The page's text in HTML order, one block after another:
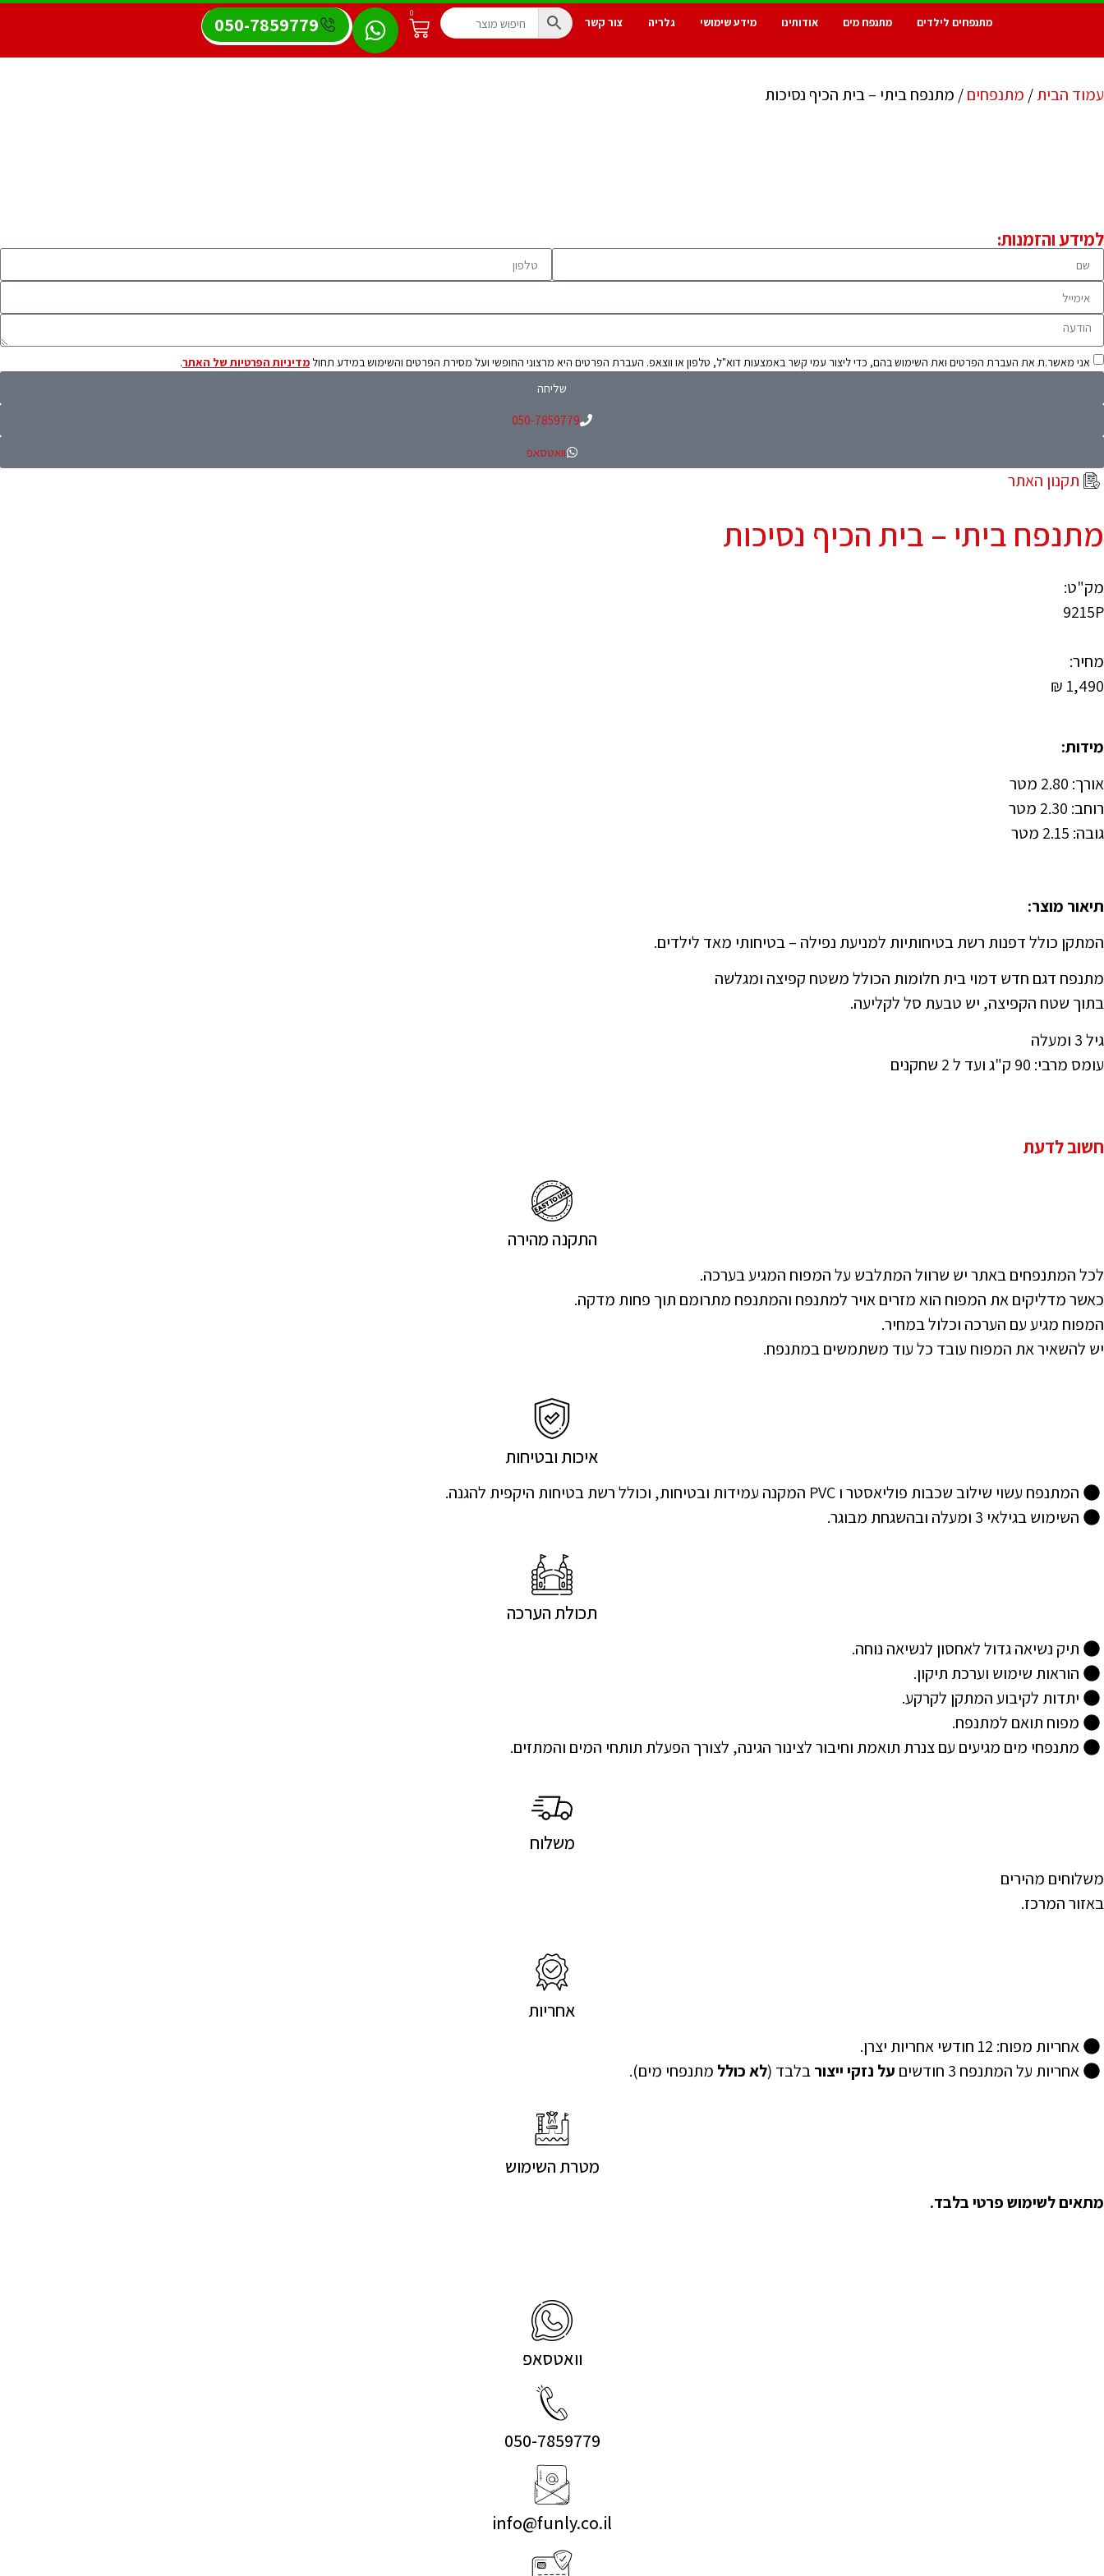
מתנפחים לילדים מתנפח מים אודותינו מידע שימושי גלריה צור קשר
0
050-7859779
עמוד הבית/ מתנפחים/ מתנפח ביתי – בית הכיף נסיכות
למידע והזמנות:
אני מאשר.ת את העברת הפרטים ואת השימוש בהם, כדי ליצור עמי קשר באמצעות דוא"ל, טלפון או ווצאפ. העברת הפרטים היא מרצוני החופשי ועל מסירת הפרטים והשימוש במידע תחול מדיניות הפרטיות של האתר.
שליחה
050-7859779
וואטסאפ
תקנון האתר
מתנפח ביתי – בית הכיף נסיכות
מק"ט:
9215P
מחיר:
₪ 1,490
מידות:
אורך: 2.80 מטר
רוחב: 2.30 מטר
גובה: 2.15 מטר
תיאור מוצר:
המתקן כולל דפנות רשת בטיחותיות למניעת נפילה – בטיחותי מאד לילדים.
מתנפח דגם חדש דמוי בית חלומות הכולל משטח קפיצה ומגלשה
בתוך שטח הקפיצה, יש טבעת סל לקליעה.
גיל 3 ומעלה
עומס מרבי: 90 ק"ג ועד ל 2 שחקנים
חשוב לדעת
התקנה מהירה
לכל המתנפחים באתר יש שרוול המתלבש על המפוח המגיע בערכה.
כאשר מדליקים את המפוח הוא מזרים אויר למתנפח והמתנפח מתרומם תוך פחות מדקה.
המפוח מגיע עם הערכה וכלול במחיר.
יש להשאיר את המפוח עובד כל עוד משתמשים במתנפח.
איכות ובטיחות
המתנפח עשוי שילוב שכבות פוליאסטר ו PVC המקנה עמידות ובטיחות, וכולל רשת בטיחות היקפית להגנה.
השימוש בגילאי 3 ומעלה ובהשגחת מבוגר.
תכולת הערכה
תיק נשיאה גדול לאחסון לנשיאה נוחה.
הוראות שימוש וערכת תיקון.
יתדות לקיבוע המתקן לקרקע.
מפוח תואם למתנפח.
מתנפחי מים מגיעים עם צנרת תואמת וחיבור לצינור הגינה, לצורך הפעלת תותחי המים והמתזים.
משלוח
משלוחים מהירים
באזור המרכז.
אחריות
אחריות מפוח: 12 חודשי אחריות יצרן.
אחריות על המתנפח 3 חודשים
על נזקי ייצורבלבד (לא כולל מתנפחי מים).
מטרת השימוש
מתאים לשימוש פרטי בלבד.
וואטסאפ
050-7859779
info@funly.co.il